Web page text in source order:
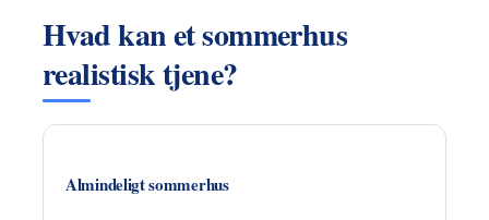
Hvad kan et sommerhus
realistisk tjene?
Almindeligt sommerhus